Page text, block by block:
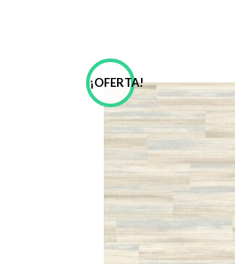
¡OFERTA!